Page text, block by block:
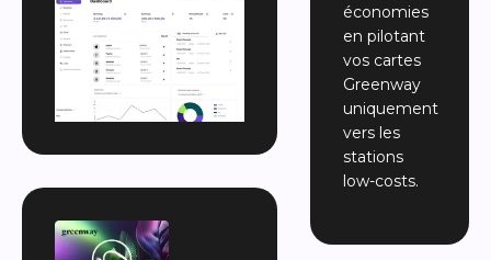
économies
en pilotant
vos cartes
Greenway
uniquement
vers les
stations
low-costs.